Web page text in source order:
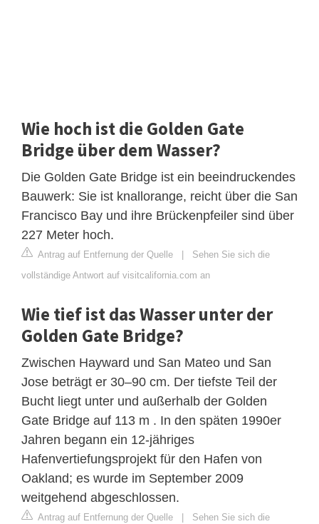
Wie hoch ist die Golden Gate
Bridge über dem Wasser?
Die Golden Gate Bridge ist ein beeindruckendes
Bauwerk: Sie ist knallorange, reicht über die San
Francisco Bay und ihre Brückenpfeiler sind über
227 Meter hoch.
Antrag auf Entfernung der Quelle
Sehen Sie sich die
vollständige Antwort auf visitcalifornia.com an
Wie tief ist das Wasser unter der
Golden Gate Bridge?
Zwischen Hayward und San Mateo und San
Jose beträgt er 30–90 cm. Der tiefste Teil der
Bucht liegt unter und außerhalb der Golden
Gate Bridge auf 113 m . In den späten 1990er
Jahren begann ein 12-jähriges
Hafenvertiefungsprojekt für den Hafen von
Oakland; es wurde im September 2009
weitgehend abgeschlossen.
Antrag auf Entfernung der Quelle
Sehen Sie sich die